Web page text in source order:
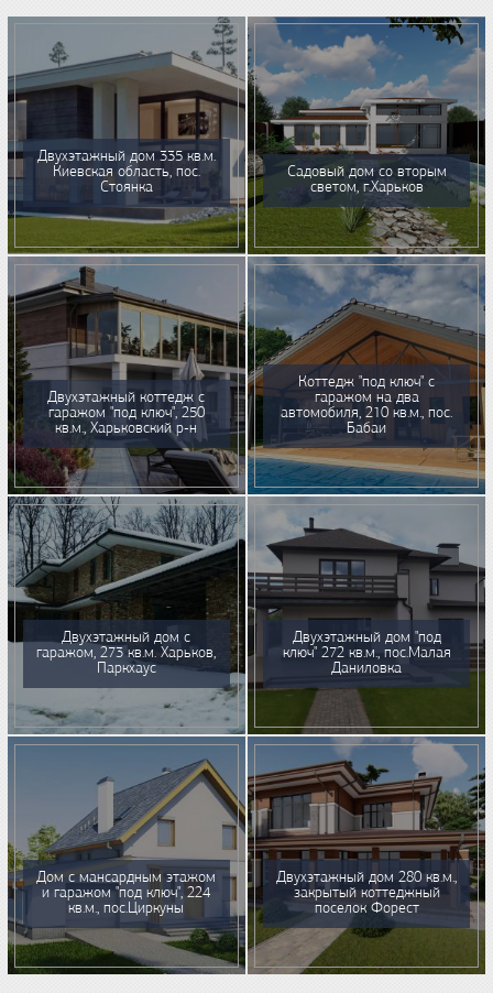
Двухэтажный дом 335 кв.м.
Киевская область, пос.
Стоянка
Садовый дом со вторым
светом, г.Харьков
Двухэтажный коттедж с
гаражом "под ключ", 250
кв.м., Харьковский р-н
Коттедж "под ключ" с
гаражом на два
автомобиля, 210 кв.м., пос.
Бабаи
Двухэтажный дом с
гаражом, 273 кв.м. Харьков,
Паркхаус
Двухэтажный дом "под
ключ" 272 кв.м., пос.Малая
Даниловка
Дом с мансардным этажом
и гаражом "под ключ", 224
кв.м., пос.Циркуны
Двухэтажный дом 280 кв.м.,
закрытый коттеджный
поселок Форест